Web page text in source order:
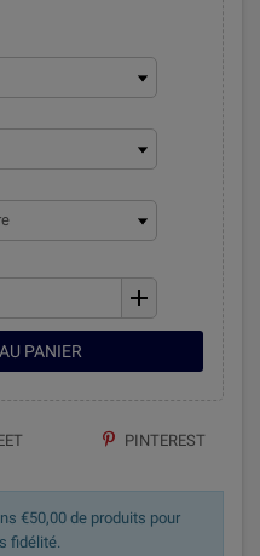
add
PANIER
PINTEREST
€50,00 de produits pour
fidélité.